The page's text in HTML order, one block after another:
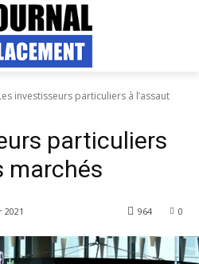
investisseurs particuliers à l’assaut
particuliers
marchés
2021 0
964